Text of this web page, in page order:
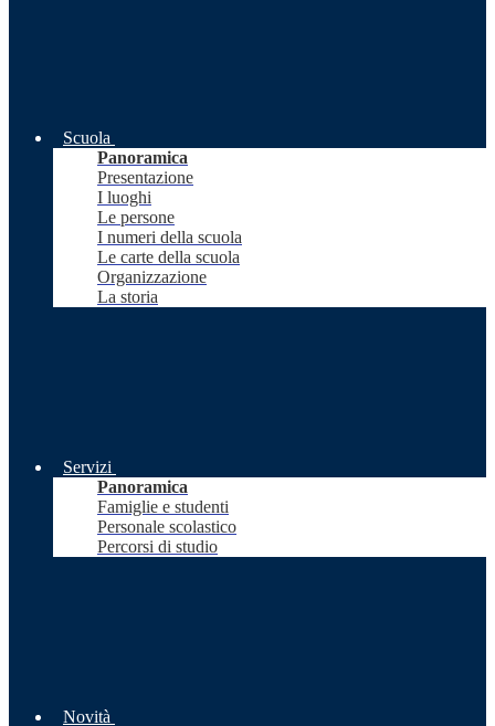
Scuola
Panoramica
Presentazione
I luoghi
Le persone
I numeri della scuola
Le carte della scuola
Organizzazione
La storia
Servizi
Panoramica
Famiglie e studenti
Personale scolastico
Percorsi di studio
Novità